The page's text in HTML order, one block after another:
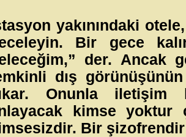
yakınındaki
Bir gece
der. Ancak
dış
Onunla iletişim
kimse yoktur
Bir